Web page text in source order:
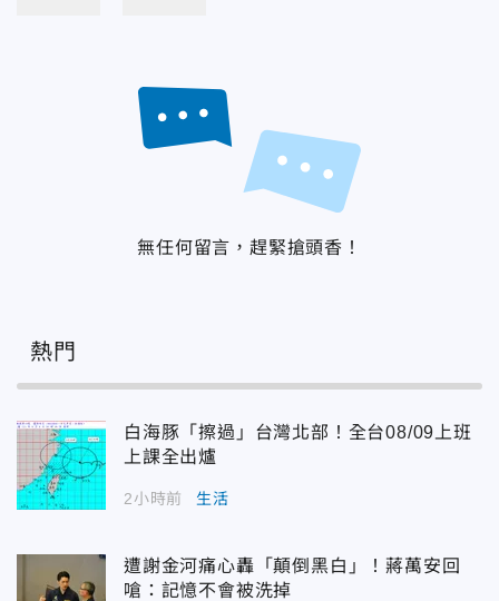
無任何留言，趕緊搶頭香！
熱門
白海豚「擦過」台灣北部！全台08/09上班
上課全出爐
2小時前 生活
遭謝金河痛心轟「顛倒黑白」！蔣萬安回
嗆：記憶不會被洗掉